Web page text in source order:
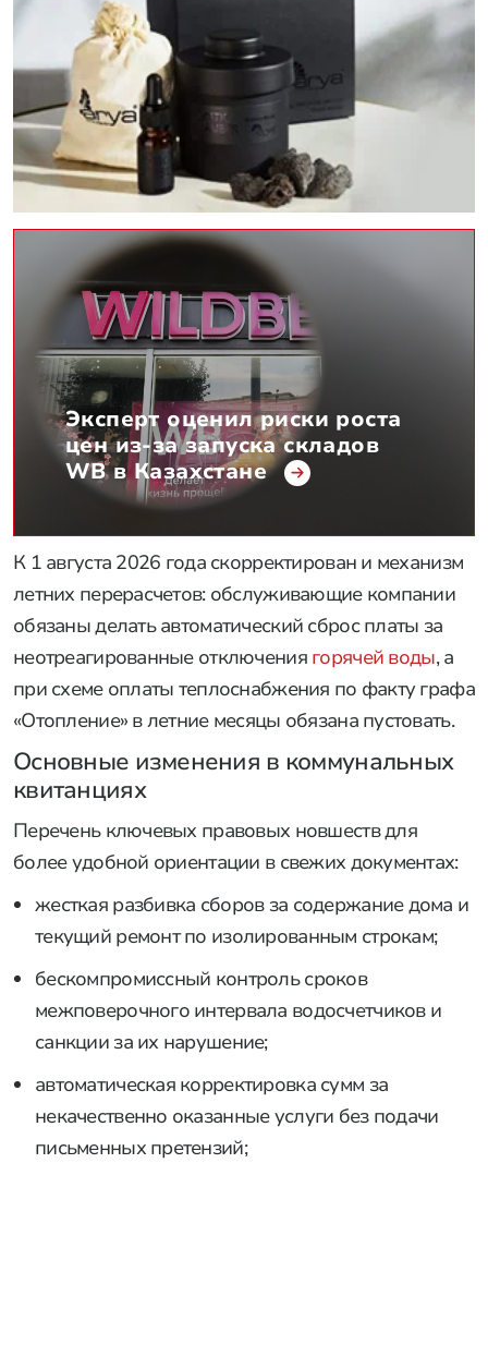
Эксперт оценил риски роста
цен из-за запуска складов
WB в Казахстане
К 1 августа 2026 года скорректирован и механизм
летних перерасчетов: обслуживающие компании
обязаны делать автоматический сброс платы за
неотреагированные отключения горячей воды, а
при схеме оплаты теплоснабжения по факту графа
«Отопление» в летние месяцы обязана пустовать.
Основные изменения в коммунальных
квитанциях
Перечень ключевых правовых новшеств для
более удобной ориентации в свежих документах:
жесткая разбивка сборов за содержание дома и
текущий ремонт по изолированным строкам;
бескомпромиссный контроль сроков
межповерочного интервала водосчетчиков и
санкции за их нарушение;
автоматическая корректировка сумм за
некачественно оказанные услуги без подачи
письменных претензий;